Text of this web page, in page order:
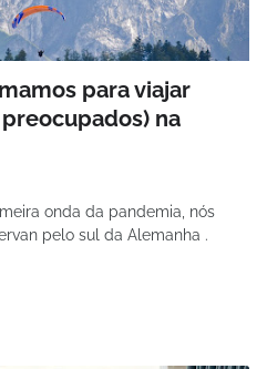
para viajar
na
onda da pandemia, nós
pelo sul da Alemanha .